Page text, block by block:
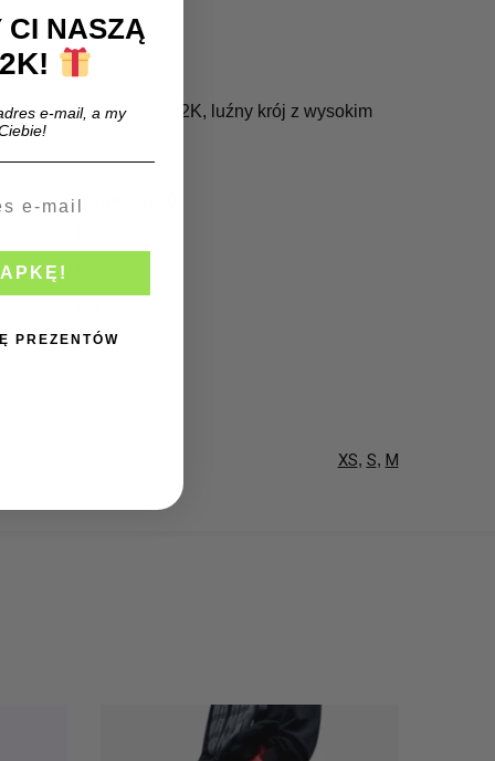
design w stylu Y2K, luźny krój z wysokim
Długość (cm)
XS, S, M
CI NASZĄ
e-mail, a my
PREZENTÓW